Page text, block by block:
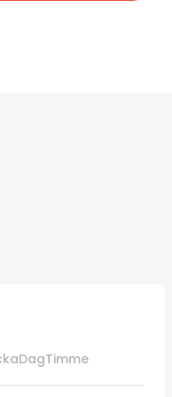
DagTimme